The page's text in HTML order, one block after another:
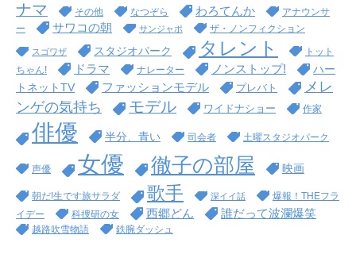
ナマ
その他 なつぞら わろてんか
アナウンサ
ー
サワコの朝 サンジャポ ザ・ノンフィクション
スゴワザ スタジオパーク タレント
トット
ちゃん!
ドラマ ナレーター ノンストップ!
ハー
トネットTV
ファッションモデル プレバト
メレ
ンゲの気持ち
モデル ワイドナショー 作家
俳優 半分、青い 司会者 土曜スタジオパーク
声優 女優 徹子の部屋 映画
朝だ!生です旅サラダ 歌手 深イイ話
爆報！THEフラ
イデー
科捜研の女 西郷どん 誰だって波瀾爆笑
越路吹雪物語 鉄腕ダッシュ